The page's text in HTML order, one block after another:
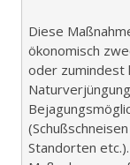
Diese
ökonomisch
oder zumindest
Standorten